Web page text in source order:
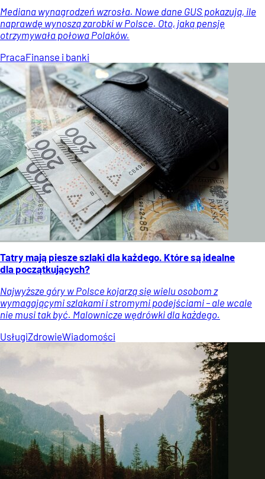
Mediana wynagrodzeń wzrosła. Nowe dane GUS pokazują, ile
naprawdę wynoszą zarobki w Polsce. Oto, jaką pensję
otrzymywała połowa Polaków.
PracaFinanse i banki
Tatry mają piesze szlaki dla każdego. Które są idealne
dla początkujących?
Najwyższe góry w Polsce kojarzą się wielu osobom z
wymagającymi szlakami i stromymi podejściami – ale wcale
nie musi tak być. Malownicze wędrówki dla każdego.
UsługiZdrowieWiadomości